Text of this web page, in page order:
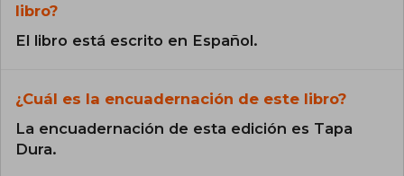
libro?
El libro está escrito en Español.
¿Cuál es la encuadernación de este libro?
La encuadernación de esta edición es Tapa
Dura.